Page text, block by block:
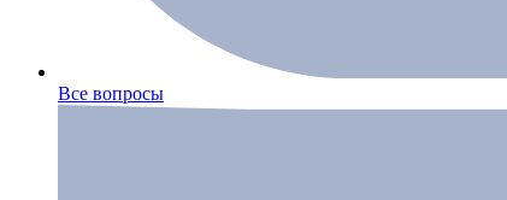
Все вопросы